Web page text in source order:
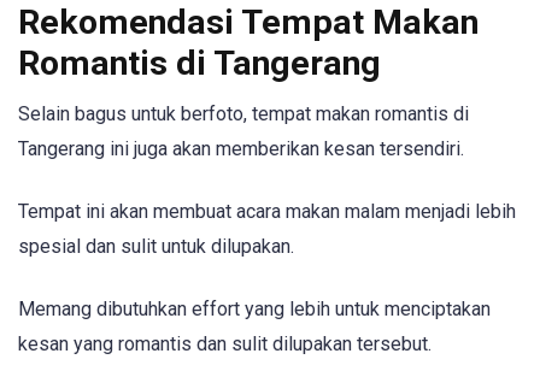
Rekomendasi Tempat Makan
Romantis di Tangerang
Selain bagus untuk berfoto, tempat makan romantis di
Tangerang ini juga akan memberikan kesan tersendiri.
Tempat ini akan membuat acara makan malam menjadi lebih
spesial dan sulit untuk dilupakan.
Memang dibutuhkan effort yang lebih untuk menciptakan
kesan yang romantis dan sulit dilupakan tersebut.